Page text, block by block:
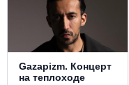
Gazapizm. Концерт
на теплоходе